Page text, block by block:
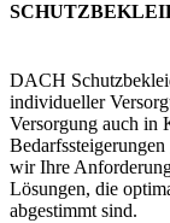
DACH
individueller
Versorgung auch in
wir Ihre
Lösungen, die
abgestimmt sind.